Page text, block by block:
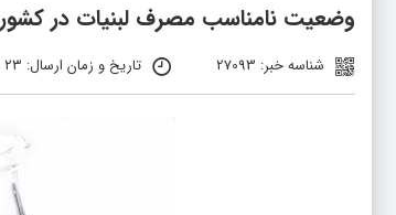
وضعیت نامناسب مصرف لبنیات در کشور
شناسه خبر: 27093 تاریخ و زمان ارسال: ۲۳ مهر ۱۴۰۲ ساعت ۰۹:۲۶